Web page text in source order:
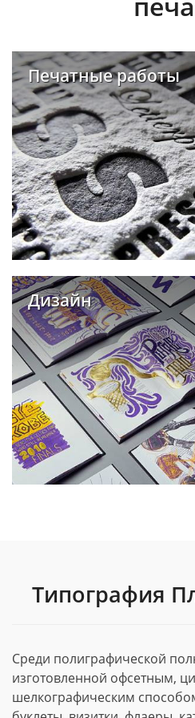
Печатные работы
Дизайн
Типография
Среди полиграфической
изготовленной офсетным,
шелкографическим